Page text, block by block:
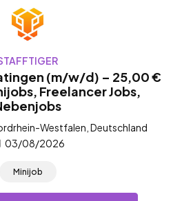
(m/w/d) – 25,00 €
Freelancer Jobs,
Westfalen, Deutschland
03/08/2026
Minijob